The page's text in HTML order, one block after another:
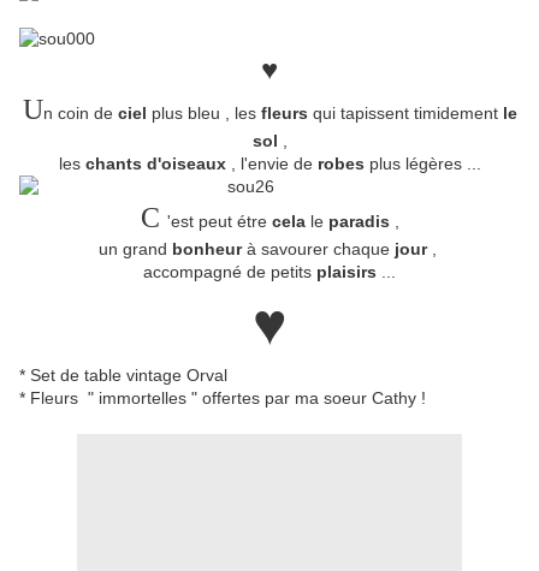
♥
Un coin deciel plus bleu , les fleurs qui tapissent timidementle
sol
les chants d'oiseaux, l'envie derobes plus légères ...
C 'est peut étre celaleparadis
un grand bonheurà savourer chaquejour,
accompagné de petits plaisirs
♥
* Set de table vintage Orval
* Fleurs " immortelles " offertes par ma soeur Cathy !